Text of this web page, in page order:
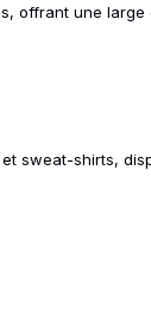
offrant une
sweat-shirts,